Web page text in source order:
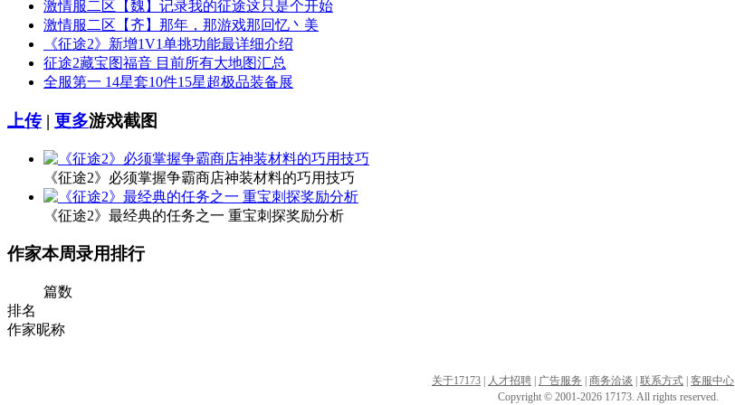
激情服二区【魏】记录我的征途这只是个开始
激情服二区【齐】那年，那游戏那回忆丶美
《征途2》新增1V1单挑功能最详细介绍
征途2藏宝图福音 目前所有大地图汇总
全服第一 14星套10件15星超极品装备展
上传| 更多游戏截图
《征途2》必须掌握争霸商店神装材料的巧用技巧
《征途2》最经典的任务之一 重宝刺探奖励分析
作家本周录用排行
篇数
排名
作家昵称
关于17173 人才招聘 广告服务 商务洽谈 联系方式 客服中心
Copyright © 2001-2026 17173. All rights reserved.